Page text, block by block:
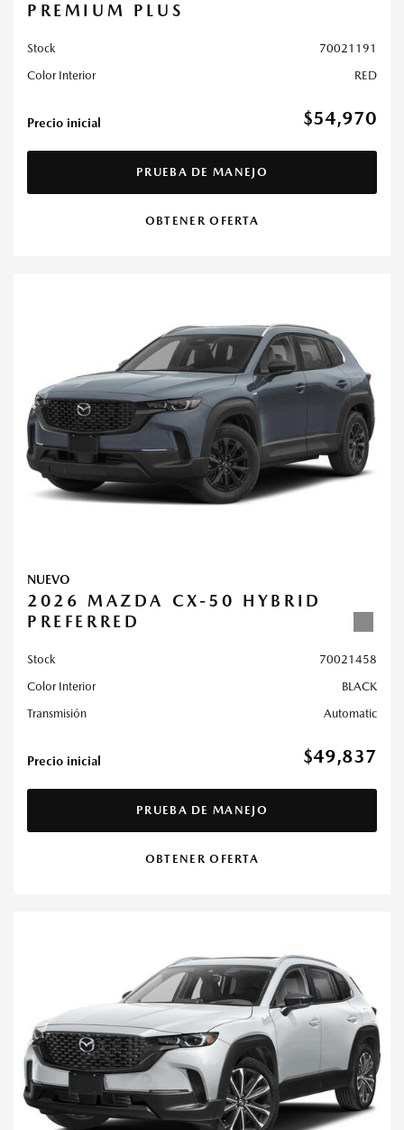
PREMIUM PLUS
Stock
70021191
Color Interior
RED
Precio inicial $54,970
PRUEBA DE MANEJO
OBTENER OFERTA
NUEVO
2026 MAZDA CX-50 HYBRID
PREFERRED
Stock
70021458
Color Interior
BLACK
Transmisión
Automatic
Precio inicial $49,837
PRUEBA DE MANEJO
OBTENER OFERTA